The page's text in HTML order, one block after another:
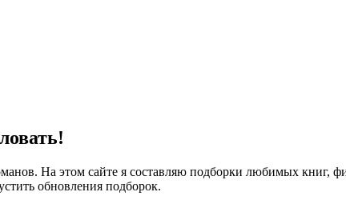
На этом сайте я составляю подборки любимых книг,
обновления подборок.